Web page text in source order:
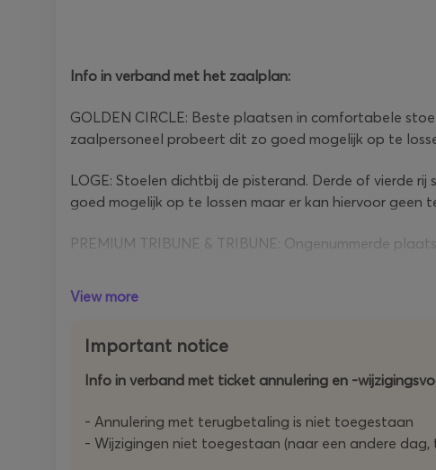
Info in verband met het zaalplan:
GOLDEN CIRCLE: Beste plaatsen in comfortabele
zaalpersoneel probeert dit zo goed mogelijk op te
LOGE: Stoelen dichtbij de pisterand. Derde of vierde
goed mogelijk op te lossen maar er kan hiervoor geen
PREMIUM TRIBUNE & TRIBUNE: Ongenummerde
View more
Important notice
Info in verband met ticket annulering en -
- Annulering met terugbetaling is niet toegestaan
- Wijzigingen niet toegestaan (naar een andere